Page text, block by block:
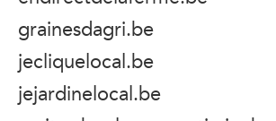
grainesdagri.be
jecliquelocal.be
jejardinelocal.be